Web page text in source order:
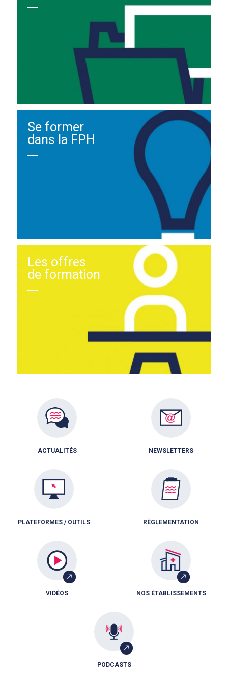
Se former
dans la FPH
Les offres
de formation
ACTUALITÉS NEWSLETTERS
PLATEFORMES / OUTILS RÈGLEMENTATION
VIDÉOS NOS ÉTABLISSEMENTS
PODCASTS